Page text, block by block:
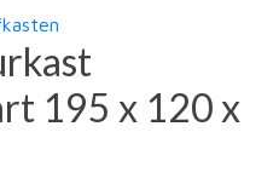
195 x 120 x